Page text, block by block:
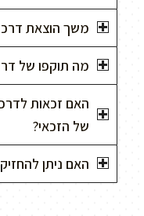
משך הוצאת
מה תוקפו של
האם זכאות
של הזכאי?
האם ניתן